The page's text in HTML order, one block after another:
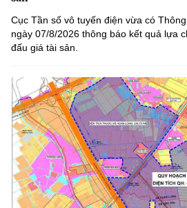
Cục Tần số vô tuyến điện vừa có
ngày 07/8/2026 thông báo kết quả lựa
đấu giá tài sản.